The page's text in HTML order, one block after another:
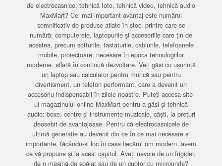
de electrocasnice, tehnică foto, tehnică video, tehnică audio
MaxMart? Cel mai important avantaj este numărul
semnificativ de produse aflate în stoc, printre care se
numără: computerele, laptopurile și accesoriile care țin de
acestea, precum softurile, tastaturile, cablurile, telefoanele
mobile, proiectoare, necesare în epoca tehnologiilor
moderne, aflată în continuă dezvoltare. Veți găsi cu ușurință
un laptop sau calculator pentru muncă sau pentru
divertisment, un telefon performant, care a devenit un
accesoriu indispensabil în zilele noastre. Puteți accesa site-
ul magazinului online MaxMart pentru a găsi și tehnică
audio: boxe, centre și instrumente muzicale, căști, la prețuri
deosebit de avantajoase. Pentru că electrocasnicele de
ultimă generație au devenit din ce în ce mai necesare și
importante, făcându-și loc în casa fiecărui om modern, avem
ce vă propune și la acest capitol. Aveți nevoie de un frigider,
de o mașină de spălat sau de un cuptor cu microunde?